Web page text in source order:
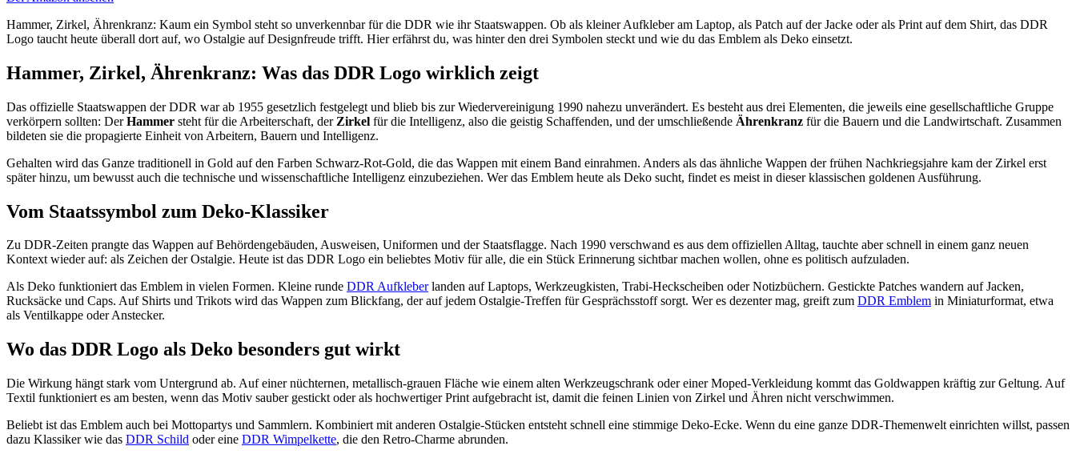
Hammer, Zirkel, Ährenkranz: Kaum ein Symbol steht so unverkennbar für die DDR wie ihr Staatswappen. Ob als kleiner Aufkleber am Laptop, als Patch auf der Jacke oder als Print auf dem Shirt, das DDR
Logo taucht heute überall dort auf, wo Ostalgie auf Designfreude trifft. Hier erfährst du, was hinter den drei Symbolen steckt und wie du das Emblem als Deko einsetzt.
Hammer, Zirkel, Ährenkranz: Was das DDR Logo wirklich zeigt
Das offizielle Staatswappen der DDR war ab 1955 gesetzlich festgelegt und blieb bis zur Wiedervereinigung 1990 nahezu unverändert. Es besteht aus drei Elementen, die jeweils eine gesellschaftliche Gruppe
verkörpern sollten: DerHammer steht für die Arbeiterschaft, der Zirkel für die Intelligenz, also die geistig Schaffenden, und der umschließende Ährenkranz für die Bauern und die Landwirtschaft. Zusammen
bildeten sie die propagierte Einheit von Arbeitern, Bauern und Intelligenz.
Gehalten wird das Ganze traditionell in Gold auf den Farben Schwarz-Rot-Gold, die das Wappen mit einem Band einrahmen. Anders als das ähnliche Wappen der frühen Nachkriegsjahre kam der Zirkel erst
später hinzu, um bewusst auch die technische und wissenschaftliche Intelligenz einzubeziehen. Wer das Emblem heute als Deko sucht, findet es meist in dieser klassischen goldenen Ausführung.
Vom Staatssymbol zum Deko-Klassiker
Zu DDR-Zeiten prangte das Wappen auf Behördengebäuden, Ausweisen, Uniformen und der Staatsflagge. Nach 1990 verschwand es aus dem offiziellen Alltag, tauchte aber schnell in einem ganz neuen
Kontext wieder auf: als Zeichen der Ostalgie. Heute ist das DDR Logo ein beliebtes Motiv für alle, die ein Stück Erinnerung sichtbar machen wollen, ohne es politisch aufzuladen.
Als Deko funktioniert das Emblem in vielen Formen. Kleine runde DDR Aufkleberlanden auf Laptops, Werkzeugkisten, Trabi-Heckscheiben oder Notizbüchern. Gestickte Patches wandern auf Jacken,
Rucksäcke und Caps. Auf Shirts und Trikots wird das Wappen zum Blickfang, der auf jedem Ostalgie-Treffen für Gesprächsstoff sorgt. Wer es dezenter mag, greift zum DDR Emblem in Miniaturformat, etwa
als Ventilkappe oder Anstecker.
Wo das DDR Logo als Deko besonders gut wirkt
Die Wirkung hängt stark vom Untergrund ab. Auf einer nüchternen, metallisch-grauen Fläche wie einem alten Werkzeugschrank oder einer Moped-Verkleidung kommt das Goldwappen kräftig zur Geltung. Auf
Textil funktioniert es am besten, wenn das Motiv sauber gestickt oder als hochwertiger Print aufgebracht ist, damit die feinen Linien von Zirkel und Ähren nicht verschwimmen.
Beliebt ist das Emblem auch bei Mottopartys und Sammlern. Kombiniert mit anderen Ostalgie-Stücken entsteht schnell eine stimmige Deko-Ecke. Wenn du eine ganze DDR-Themenwelt einrichten willst, passen
dazu Klassiker wie das DDR Schild oder eine DDR Wimpelkette, die den Retro-Charme abrunden.